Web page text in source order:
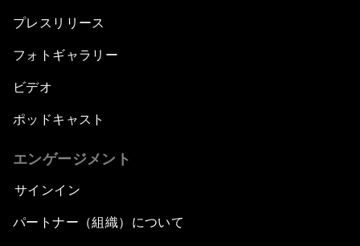
プレスリリース
フォトギャラリー
ビデオ
ポッドキャスト
エンゲージメント
サインイン
パートナー（組織）について